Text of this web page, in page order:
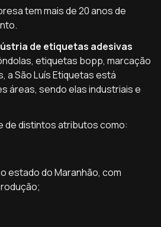
tem mais de 20 anos de
de etiquetas adesivas
etiquetas bopp, marcação
a São Luís Etiquetas está
áreas, sendo elas industriais e
de distintos atributos como:
estado do Maranhão, com